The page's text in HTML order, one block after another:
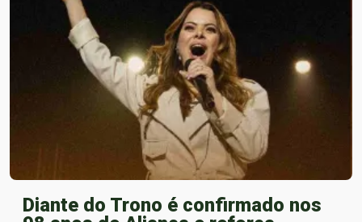
Diante do Trono é confirmado nos